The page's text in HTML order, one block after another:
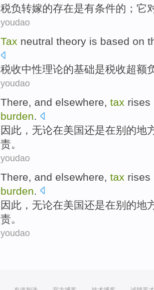
税负转嫁的存在是有条件的 ； 它
youdao
Tax neutral theory is based on
税收中性理论的基础是税收超额
youdao
There, and elsewhere, tax rises
burden.
因此 ，无论在美国还是在别的地
责。
youdao
There , and elsewhere tax rises
burden
因此 ，无论在美国还是在别的地
责 。
youdao